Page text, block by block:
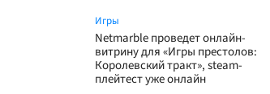
Игры
Netmarble проведет онлайн-
витрину для «Игры престолов:
Королевский тракт», steam-
плейтест уже онлайн